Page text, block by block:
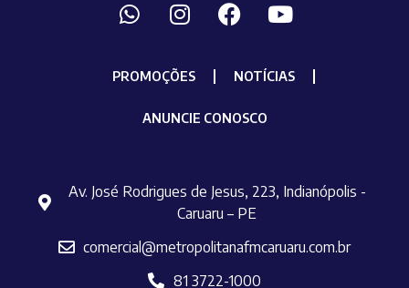
PROMOÇÕES NOTÍCIAS
ANUNCIE CONOSCO
Av. José Rodrigues de Jesus, 223, Indianópolis -
Caruaru – PE
comercial@metropolitanafmcaruaru.com.br
81 3722-1000